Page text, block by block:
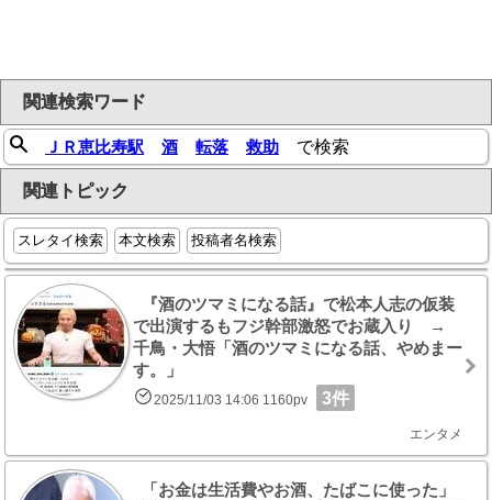
関連検索ワード
ＪＲ恵比寿駅 酒 転落 救助 で検索
関連トピック
スレタイ検索 本文検索 投稿者名検索
『酒のツマミになる話』で松本人志の仮装
で出演するもフジ幹部激怒でお蔵入り →
千鳥・大悟「酒のツマミになる話、やめまー
す。」
2025/11/03 14:06 1160pv 3件
エンタメ
「お金は生活費やお酒、たばこに使った」